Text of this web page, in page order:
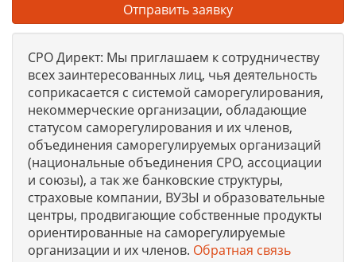
Отправить заявку
СРО Директ: Мы приглашаем к сотрудничеству
всех заинтересованных лиц, чья деятельность
соприкасается с системой саморегулирования,
некоммерческие организации, обладающие
статусом саморегулирования и их членов,
объединения саморегулируемых организаций
(национальные объединения СРО, ассоциации
и союзы), а так же банковские структуры,
страховые компании, ВУЗЫ и образовательные
центры, продвигающие собственные продукты
ориентированные на саморегулируемые
организации и их членов. Обратная связь